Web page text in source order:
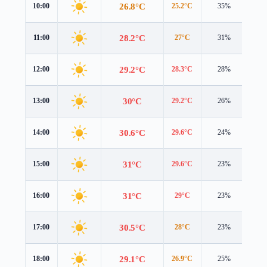
10:00 26.8°C 25.2°C 35%
11:00 28.2°C 27°C 31%
12:00 29.2°C 28.3°C 28%
13:00 30°C 29.2°C 26%
14:00 30.6°C 29.6°C 24%
15:00 31°C 29.6°C 23%
16:00 31°C 29°C 23%
17:00 30.5°C 28°C 23%
18:00 29.1°C 26.9°C 25%